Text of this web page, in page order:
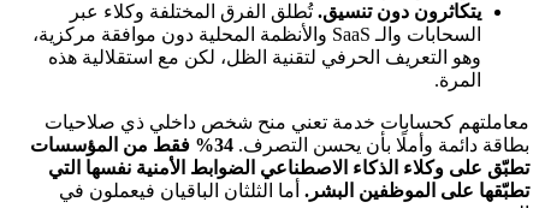
يتكاثرون دون تنسيق.تُطلق الفرق المختلفة وكلاء عبر
السحابات والـ SaaS والأنظمة المحلية دون موافقة مركزية،
وهو التعريف الحرفي لتقنية الظل، لكن مع استقلالية هذه
المرة.
معاملتهم كحسابات خدمة تعني منح شخص داخلي ذي صلاحيات
بطاقة دائمة وأملًا بأن يحسن التصرف.
34% فقط من المؤسسات
تطبّق على وكلاء الذكاء الاصطناعي الضوابط الأمنية نفسها التي
تطبّقها على الموظفين البشر. أما الثلثان الباقيان فيعملون في